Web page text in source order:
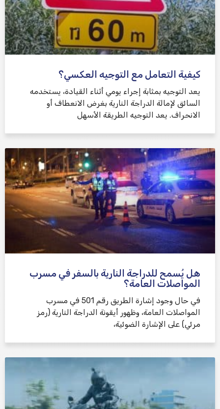
كيفية التعامل مع التوجيه العكسي؟
يعد التوجيه بمثابة إجراء يومي أثناء القيادة، يستخدمه
السائق لإمالة الدراجة النارية بغرض الانعطاف أو
الانحراف. يعد التوجيه الطريقة الأسهل
هل يُسمح للدراجة النارية بالسفر في مسرب
المواصلات العامة؟
في حال وجود إشارة الطريق رقم 501 في مسرب
المواصلات العامة، وظهور أيقونة الدراجة النارية (رمز
مرئي) على الإشارة الضوئية،